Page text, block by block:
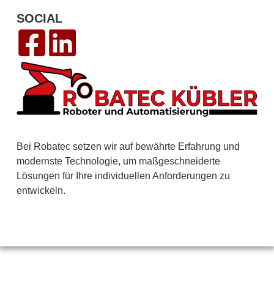
Bei Robatec setzen wir auf bewährte Erfahrung und
modernste Technologie, um maßgeschneiderte
Lösungen für Ihre individuellen Anforderungen zu
entwickeln.
SOCIAL